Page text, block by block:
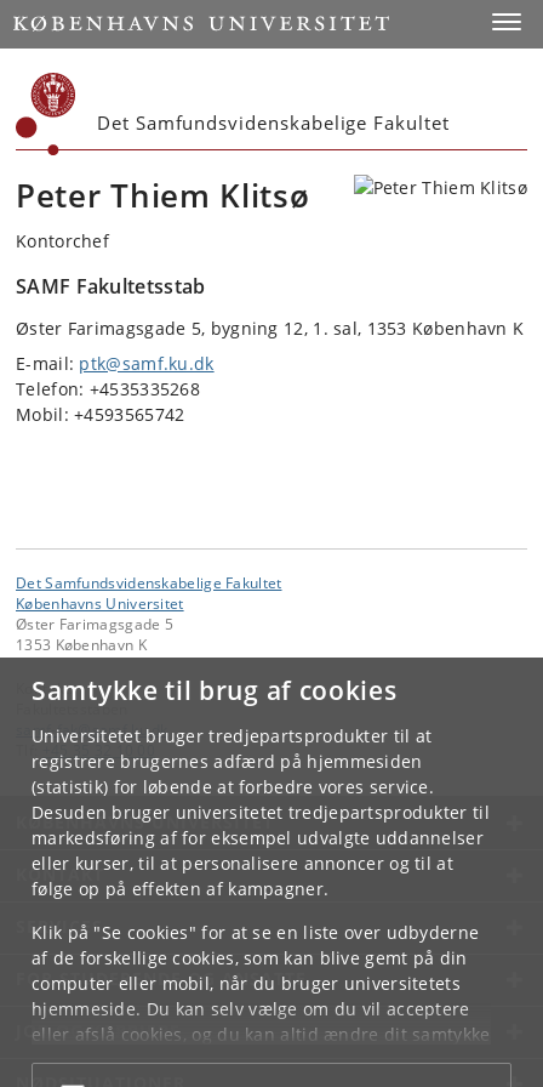
Samtykke til brug af cookies
Universitetet bruger tredjepartsprodukter til at
registrere brugernes adfærd på hjemmesiden
(statistik) for løbende at forbedre vores service.
Desuden bruger universitetet tredjepartsprodukter til
markedsføring af for eksempel udvalgte uddannelser
eller kurser, til at personalisere annoncer og til at
følge op på effekten af kampagner.
Klik på "Se cookies" for at se en liste over udbyderne
af de forskellige cookies, som kan blive gemt på din
computer eller mobil, når du bruger universitetets
hjemmeside. Du kan selv vælge om du vil acceptere
eller afslå cookies, og du kan altid ændre dit samtykke
underCookie- og privatlivspolitiksom du finder i
Start
Det Samfundsvidenskabelige Fakultet
Peter Thiem Klitsø
Kontorchef
SAMF Fakultetsstab
Øster Farimagsgade 5, bygning 12, 1. sal, 1353 København K
E-mail: ptk@samf.ku.dk
Telefon: +4535335268
Mobil: +4593565742
Det Samfundsvidenskabelige Fakultet
Københavns Universitet
Øster Farimagsgade 5
1353 København K
Kontakt:
Fakultetsstaben
samf-fak @samf.ku.dk
KØBENHAVNS UNIVERSITET
KONTAKT
SERVICES
FOR STUDERENDE OG ANSATTE
JOB OG KARRIERE